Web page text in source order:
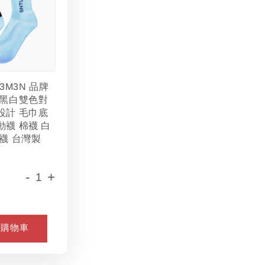
品牌
白雙色對
計 毛巾底
襪 棉襪 白
台灣製
- +
物車